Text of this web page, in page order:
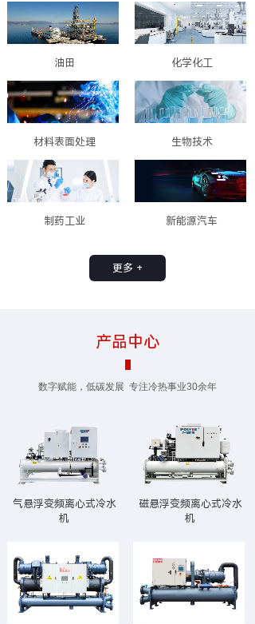
油田 化学化工
材料表面处理 生物技术
制药工业 新能源汽车
更多 +
数字赋能，低碳发展 专注冷热事业30余年
产品中心
气悬浮变频离心式冷水
机
磁悬浮变频离心式冷水
机